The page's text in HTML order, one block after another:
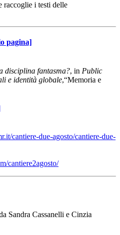
raccoglie i testi delle
pagina]
disciplina fantasma?, in Public
e identità globale,“Memoria e
cantiere-due-agosto/cantiere-due-
cantiere2agosto/
Sandra Cassanelli e Cinzia